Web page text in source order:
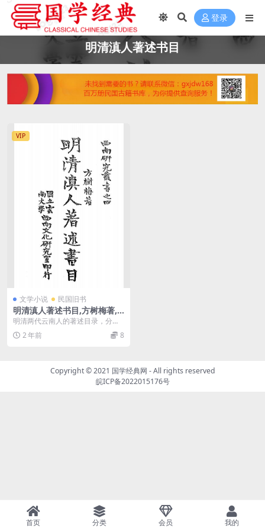
登录
明清滇人著述书目
VIP
文学小说 民国旧书
明清滇人著述书目,方树梅著,
西南研究丛书
明清两代云南人的著述目录，分
经、史、子、集4类。依四库全书体
例2 年前 8
Copyright © 2021 国学经典网 - All rights reserved
皖ICP备2022015176号
首页 分类 会员 我的